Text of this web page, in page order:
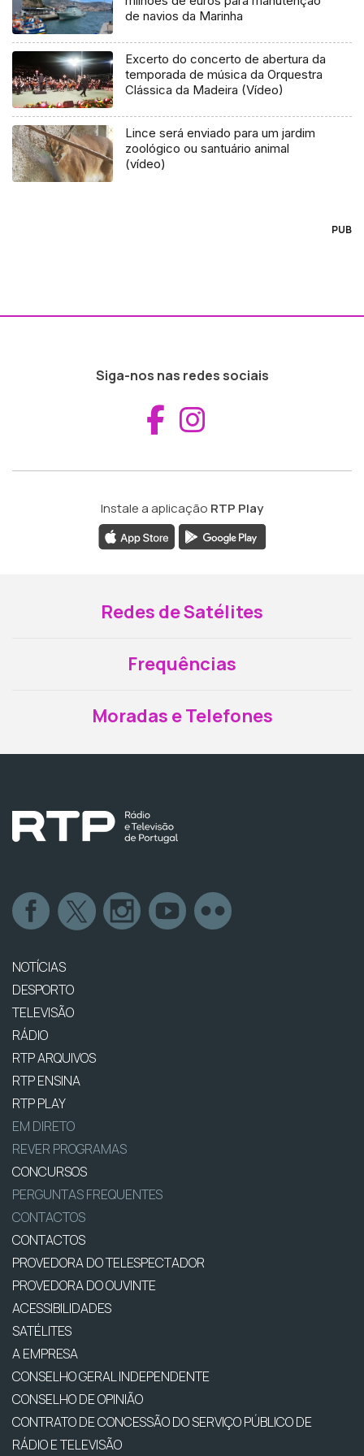
de navios da Marinha
Excerto do concerto de abertura da
temporada de música da Orquestra
Clássica da Madeira (Vídeo)
Lince será enviado para um jardim
zoológico ou santuário animal
(vídeo)
PUB
Siga-nos nas redes sociais
Aceder ao
Instale a aplicação RTP Play
Redes de Satélites
Frequências
Moradas e Telefones
NOTÍCIAS
DESPORTO
TELEVISÃO
RÁDIO
RTP ARQUIVOS
RTP ENSINA
RTP PLAY
EM DIRETO
REVER PROGRAMAS
CONCURSOS
PERGUNTAS FREQUENTES
CONTACTOS
CONTACTOS
PROVEDORA DO TELESPECTADOR
PROVEDORA DO OUVINTE
ACESSIBILIDADES
SATÉLITES
A EMPRESA
CONSELHO GERAL INDEPENDENTE
CONSELHO DE OPINIÃO
CONTRATO DE CONCESSÃO DO SERVIÇO PÚBLICO DE
RÁDIO E TELEVISÃO